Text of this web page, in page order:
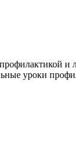
и
уроки